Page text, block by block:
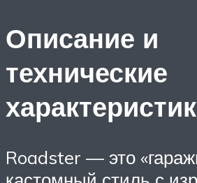
Описание и
технические
Roadster — это